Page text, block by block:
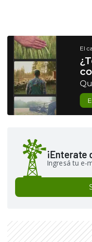
El
¡Enterate
Ingresá tu e-